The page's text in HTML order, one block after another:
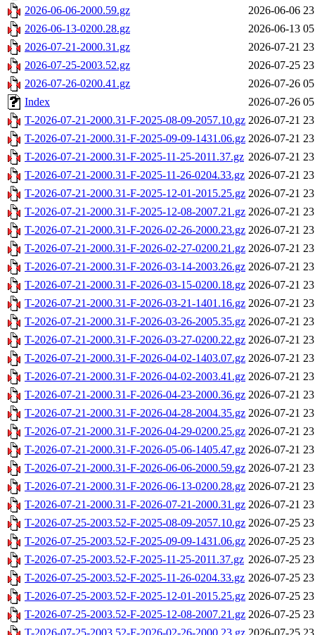
2026-06-06-2000.59.gz
2026-06-06
2026-06-13-0200.28.gz
2026-06-13
2026-07-21-2000.31.gz
2026-07-21
2026-07-25-2003.52.gz
2026-07-25
2026-07-26-0200.41.gz
2026-07-26
Index
2026-07-26
T-2026-07-21-2000.31-F-2025-08-09-2057.10.gz 2026-07-21
T-2026-07-21-2000.31-F-2025-09-09-1431.06.gz 2026-07-21
T-2026-07-21-2000.31-F-2025-11-25-2011.37.gz 2026-07-21
T-2026-07-21-2000.31-F-2025-11-26-0204.33.gz 2026-07-21
T-2026-07-21-2000.31-F-2025-12-01-2015.25.gz 2026-07-21
T-2026-07-21-2000.31-F-2025-12-08-2007.21.gz 2026-07-21
T-2026-07-21-2000.31-F-2026-02-26-2000.23.gz 2026-07-21
T-2026-07-21-2000.31-F-2026-02-27-0200.21.gz 2026-07-21
T-2026-07-21-2000.31-F-2026-03-14-2003.26.gz 2026-07-21
T-2026-07-21-2000.31-F-2026-03-15-0200.18.gz 2026-07-21
T-2026-07-21-2000.31-F-2026-03-21-1401.16.gz 2026-07-21
T-2026-07-21-2000.31-F-2026-03-26-2005.35.gz 2026-07-21
T-2026-07-21-2000.31-F-2026-03-27-0200.22.gz 2026-07-21
T-2026-07-21-2000.31-F-2026-04-02-1403.07.gz 2026-07-21
T-2026-07-21-2000.31-F-2026-04-02-2003.41.gz 2026-07-21
T-2026-07-21-2000.31-F-2026-04-23-2000.36.gz 2026-07-21
T-2026-07-21-2000.31-F-2026-04-28-2004.35.gz 2026-07-21
T-2026-07-21-2000.31-F-2026-04-29-0200.25.gz 2026-07-21
T-2026-07-21-2000.31-F-2026-05-06-1405.47.gz 2026-07-21
T-2026-07-21-2000.31-F-2026-06-06-2000.59.gz 2026-07-21
T-2026-07-21-2000.31-F-2026-06-13-0200.28.gz 2026-07-21
T-2026-07-21-2000.31-F-2026-07-21-2000.31.gz 2026-07-21
T-2026-07-25-2003.52-F-2025-08-09-2057.10.gz 2026-07-25
T-2026-07-25-2003.52-F-2025-09-09-1431.06.gz 2026-07-25
T-2026-07-25-2003.52-F-2025-11-25-2011.37.gz 2026-07-25
T-2026-07-25-2003.52-F-2025-11-26-0204.33.gz 2026-07-25
T-2026-07-25-2003.52-F-2025-12-01-2015.25.gz 2026-07-25
T-2026-07-25-2003.52-F-2025-12-08-2007.21.gz 2026-07-25